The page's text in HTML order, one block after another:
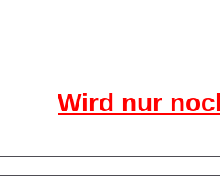
Wird nur